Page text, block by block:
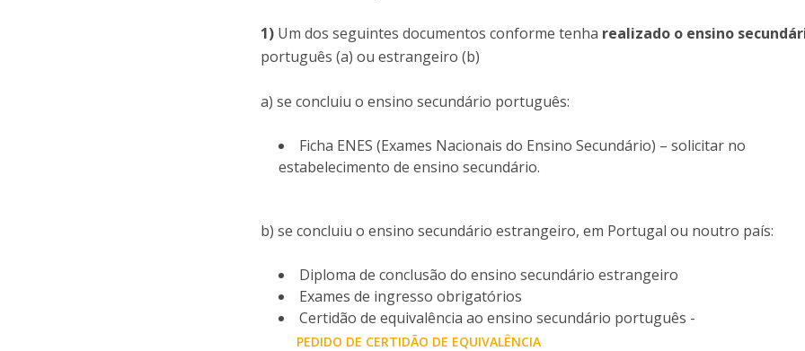
1) Um dos seguintes documentos conforme tenha realizado o ensino
português (a) ou estrangeiro (b)
a) se concluiu o ensino secundário português:
Ficha ENES (Exames Nacionais do Ensino Secundário) – solicitar no
estabelecimento de ensino secundário.
b) se concluiu o ensino secundário estrangeiro, em Portugal ou noutro país:
Diploma de conclusão do ensino secundário estrangeiro
Exames de ingresso obrigatórios
Certidão de equivalência ao ensino secundário português -
PEDIDO DE CERTIDÃO DE EQUIVALÊNCIA